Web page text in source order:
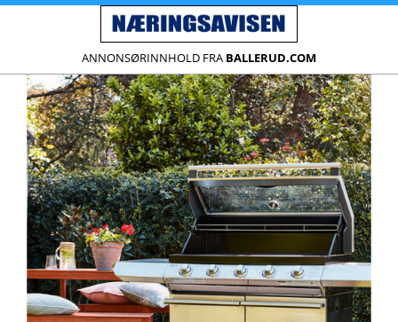
ANNONSØRINNHOLD FRA BALLERUD.COM